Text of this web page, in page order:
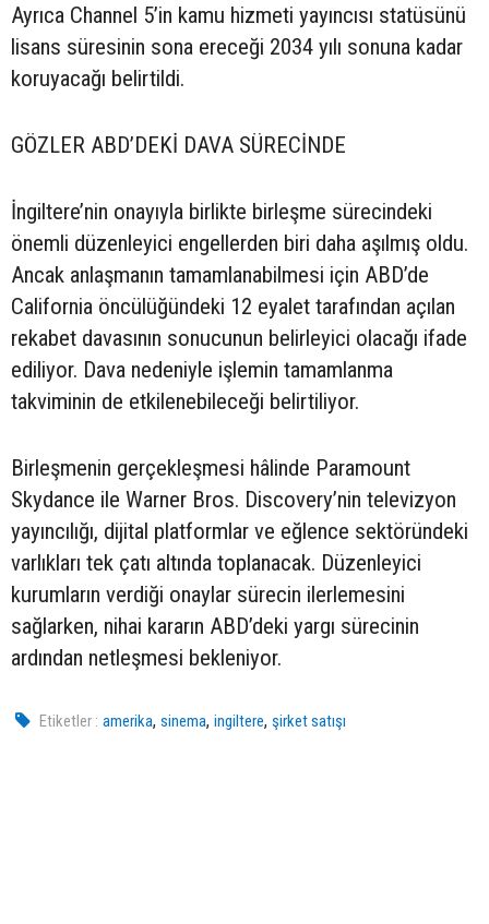
Ayrıca Channel 5’in kamu hizmeti yayıncısı statüsünü
lisans süresinin sona ereceği 2034 yılı sonuna kadar
koruyacağı belirtildi.
GÖZLER ABD’DEKİ DAVA SÜRECİNDE
İngiltere’nin onayıyla birlikte birleşme sürecindeki
önemli düzenleyici engellerden biri daha aşılmış oldu.
Ancak anlaşmanın tamamlanabilmesi için ABD’de
California öncülüğündeki 12 eyalet tarafından açılan
rekabet davasının sonucunun belirleyici olacağı ifade
ediliyor. Dava nedeniyle işlemin tamamlanma
takviminin de etkilenebileceği belirtiliyor.
Birleşmenin gerçekleşmesi hâlinde Paramount
Skydance ile Warner Bros. Discovery’nin televizyon
yayıncılığı, dijital platformlar ve eğlence sektöründeki
varlıkları tek çatı altında toplanacak. Düzenleyici
kurumların verdiği onaylar sürecin ilerlemesini
sağlarken, nihai kararın ABD’deki yargı sürecinin
ardından netleşmesi bekleniyor.
Etiketler : amerika,sinema,ingiltere,şirket satışı